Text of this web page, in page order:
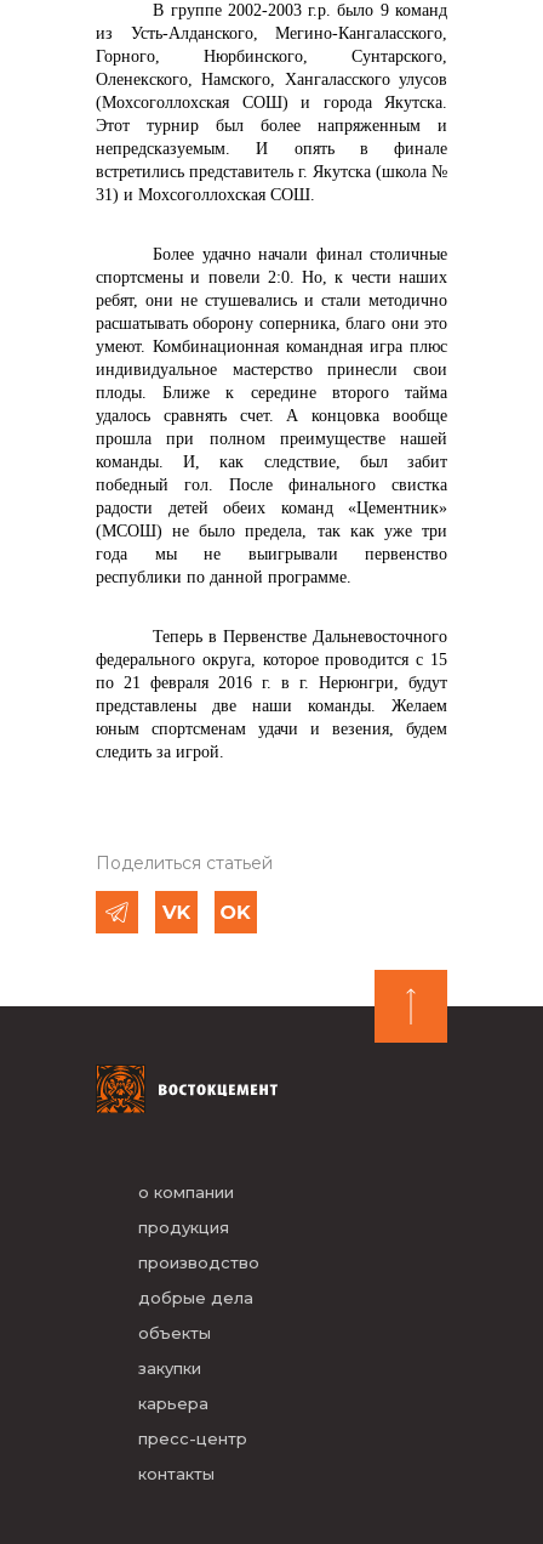
В группе 2002-2003 г.р. было 9 команд
из Усть-Алданского, Мегино-Кангаласского,
Горного, Нюрбинского, Сунтарского,
Оленекского, Намского, Хангаласского улусов
(Мохсоголлохская СОШ) и города Якутска.
Этот турнир был более напряженным и
непредсказуемым. И опять в финале
встретились представитель г. Якутска (школа №
31) и Мохсоголлохская СОШ.
Более удачно начали финал столичные
спортсмены и повели 2:0. Но, к чести наших
ребят, они не стушевались и стали методично
расшатывать оборону соперника, благо они это
умеют. Комбинационная командная игра плюс
индивидуальное мастерство принесли свои
плоды. Ближе к середине второго тайма
удалось сравнять счет. А концовка вообще
прошла при полном преимуществе нашей
команды. И, как следствие, был забит
победный гол. После финального свистка
радости детей обеих команд «Цементник»
(МСОШ) не было предела, так как уже три
года мы не выигрывали первенство
республики по данной программе.
Теперь в Первенстве Дальневосточного
федерального округа, которое проводится с 15
по 21 февраля 2016 г. в г. Нерюнгри, будут
представлены две наши команды. Желаем
юным спортсменам удачи и везения, будем
следить за игрой.
Поделиться статьей
о компании
продукция
производство
добрые дела
объекты
закупки
карьера
пресс-центр
контакты